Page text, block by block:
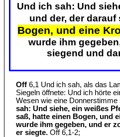
Und ich sah: Und
und der, der darauf
Bogen, und eine
wurde ihm
siegend und
Off 6,1 Und ich sah, als das
Siegeln öffnete: Und ich hörte
Wesen wie eine
sah: Und siehe, ein weißes
saß, hatte einen Bogen, und
wurde ihm gegeben, und er
er siegte. Off 6,1-2;